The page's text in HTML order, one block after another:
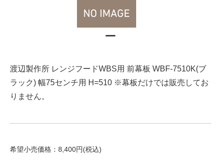
渡辺製作所 レンジフードWBS用 前幕板 WBF-7510K(ブ
ラック) 幅75センチ用 H=510 ※幕板だけでは販売してお
りません。
希望小売価格：8,400円(税込)